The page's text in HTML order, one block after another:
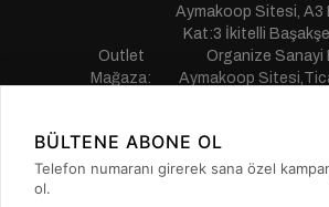
Aymakoop Sitesi, A3
Kat:3 İkitelli
Outlet
Mağaza:
Organize Sanayi
Aymakoop
Telefon:
0850 441 55 77
E-mail:
BÜLTENE ABONE OL
Telefon numaranı girerek sana özel
ol.